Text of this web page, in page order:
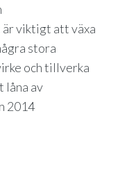
viktigt att växa
stora
och tillverka
låna av
2014